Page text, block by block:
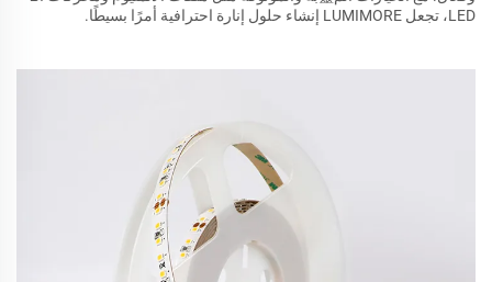
LED، تجعل LUMIMORE إنشاء حلول إنارة احترافية أمرًا بسيطًا.